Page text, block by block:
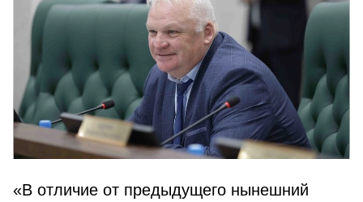
«В отличие от предыдущего нынешний